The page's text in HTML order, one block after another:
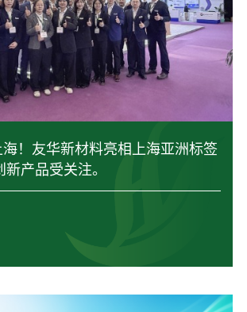
！友华新材料亮相上海亚洲标签
产品受关注。